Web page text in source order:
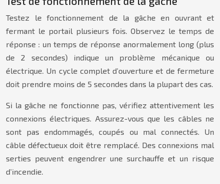
Testez le fonctionnement de la gâche en ouvrant et
fermant le portail plusieurs fois. Observez le temps de
réponse : un temps de réponse anormalement long (plus
de 2 secondes) indique un problème mécanique ou
électrique. Un cycle complet d’ouverture et de fermeture
doit prendre moins de 5 secondes dans la plupart des cas.
Si la gâche ne fonctionne pas, vérifiez attentivement les
connexions électriques. Assurez-vous que les câbles ne
sont pas endommagés, coupés ou mal connectés. Un
câble défectueux doit être remplacé. Des connexions mal
serties peuvent engendrer une surchauffe et un risque
d’incendie.